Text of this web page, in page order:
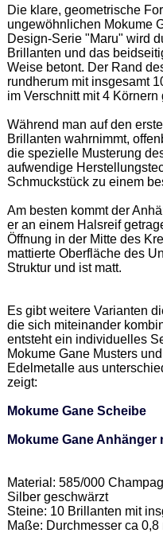
Die klare, geometrische
ungewöhnlichen Mokume
Design-Serie "Maru" wird
Brillanten und das
Weise betont. Der Rand
rundherum mit insgesamt
im Verschnitt mit 4 Körnern
Während man auf den
Brillanten wahrnimmt,
die spezielle Musterung
aufwendige
Schmuckstück zu einem
Am besten kommt der
er an einem Halsreif
Öffnung in der Mitte des
mattierte Oberfläche des
Struktur und ist matt.
Es gibt weitere Varianten
die sich miteinander
entsteht ein individuelles
Mokume Gane Musters
Edelmetalle aus
zeigt:
Mokume Gane Scheibe
Mokume Gane Anhänger
Material: 585/000
Silber geschwärzt
Steine: 10 Brillanten mit
Maße: Durchmesser ca 0,8